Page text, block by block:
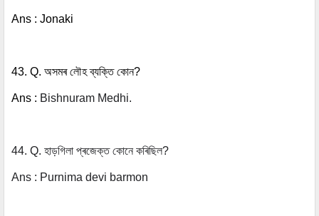
Ans : Jonaki
43. Q. অসমৰ লৌহ ব্যক্তি কোন?
Ans : Bishnuram Medhi.
44. Q. হাড়গিলা প্ৰজেক্ত কোনে কৰিছিল?
Ans : Purnima devi barmon